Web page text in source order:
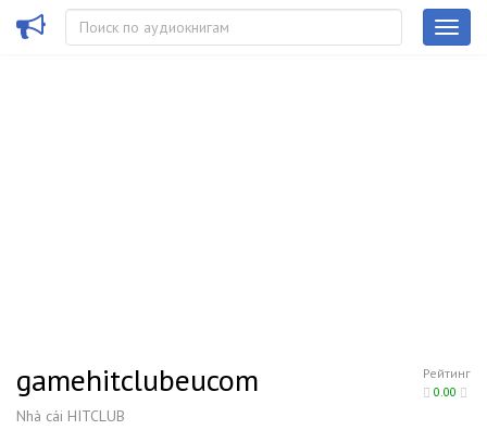
Рейтинг
0.00
gamehitclubeucom
Nhà cái HITCLUB